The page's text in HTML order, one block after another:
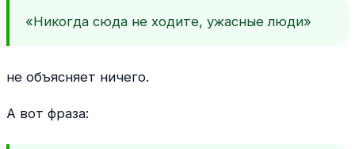
«Никогда сюда не ходите, ужасные люди»
не объясняет ничего.
А вот фраза: